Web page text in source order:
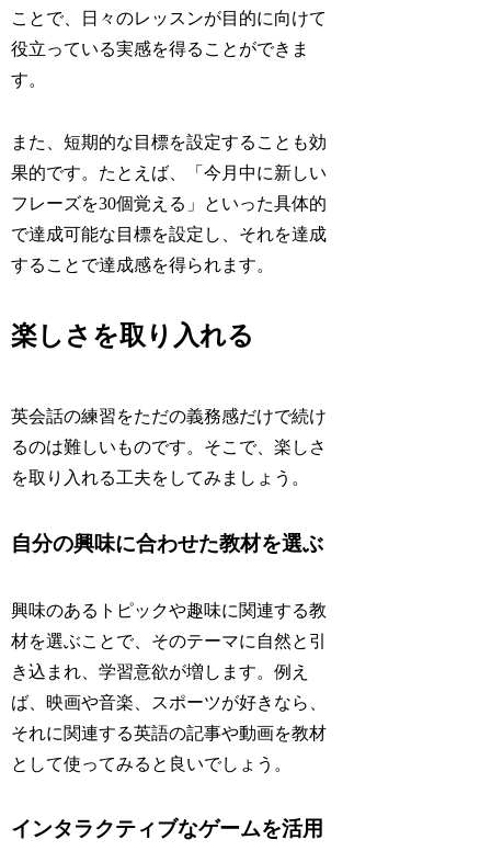
ことで、日々のレッスンが目的に向けて
役立っている実感を得ることができま
す。
また、短期的な目標を設定することも効
果的です。たとえば、「今月中に新しい
フレーズを30個覚える」といった具体的
で達成可能な目標を設定し、それを達成
することで達成感を得られます。
楽しさを取り入れる
英会話の練習をただの義務感だけで続け
るのは難しいものです。そこで、楽しさ
を取り入れる工夫をしてみましょう。
自分の興味に合わせた教材を選ぶ
興味のあるトピックや趣味に関連する教
材を選ぶことで、そのテーマに自然と引
き込まれ、学習意欲が増します。例え
ば、映画や音楽、スポーツが好きなら、
それに関連する英語の記事や動画を教材
として使ってみると良いでしょう。
インタラクティブなゲームを活用